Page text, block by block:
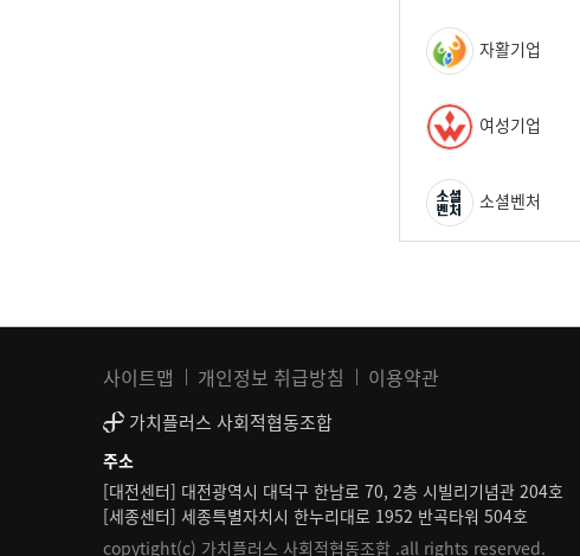
자활기업
여성기업
소셜벤처
사이트맵 개인정보 취급방침 이용약관
가치플러스 사회적협동조합
주소
[대전센터] 대전광역시 대덕구 한남로 70, 2층 시빌리기념관 204호
[세종센터] 세종특별자치시 한누리대로 1952 반곡타워 504호
copytight(c) 가치플러스 사회적협동조합 .all rights reserved.